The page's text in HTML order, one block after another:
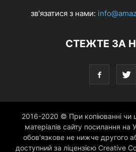
зв'язатися з нами:
СТЕЖТЕ ЗА
2016-2020 © При копіюванні чи
матеріалів сайту посилання на
обов'язкове не нижче другого
доступний за ліцензією Creative